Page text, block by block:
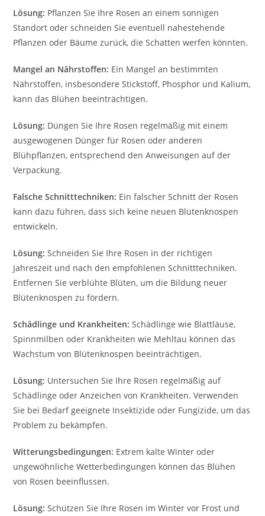
Lösung: Pflanzen Sie Ihre Rosen an einem sonnigen
Standort oder schneiden Sie eventuell nahestehende
Pflanzen oder Bäume zurück, die Schatten werfen könnten.
Mangel an Nährstoffen: Ein Mangel an bestimmten
Nährstoffen, insbesondere Stickstoff, Phosphor und Kalium,
kann das Blühen beeinträchtigen.
Lösung: Düngen Sie Ihre Rosen regelmäßig mit einem
ausgewogenen Dünger für Rosen oder anderen
Blühpflanzen, entsprechend den Anweisungen auf der
Verpackung.
Falsche Schnitttechniken: Ein falscher Schnitt der Rosen
kann dazu führen, dass sich keine neuen Blütenknospen
entwickeln.
Lösung: Schneiden Sie Ihre Rosen in der richtigen
Jahreszeit und nach den empfohlenen Schnitttechniken.
Entfernen Sie verblühte Blüten, um die Bildung neuer
Blütenknospen zu fördern.
Schädlinge und Krankheiten: Schädlinge wie Blattläuse,
Spinnmilben oder Krankheiten wie Mehltau können das
Wachstum von Blütenknospen beeinträchtigen.
Lösung: Untersuchen Sie Ihre Rosen regelmäßig auf
Schädlinge oder Anzeichen von Krankheiten. Verwenden
Sie bei Bedarf geeignete Insektizide oder Fungizide, um das
Problem zu bekämpfen.
Witterungsbedingungen: Extrem kalte Winter oder
ungewöhnliche Wetterbedingungen können das Blühen
von Rosen beeinflussen.
Lösung: Schützen Sie Ihre Rosen im Winter vor Frost und